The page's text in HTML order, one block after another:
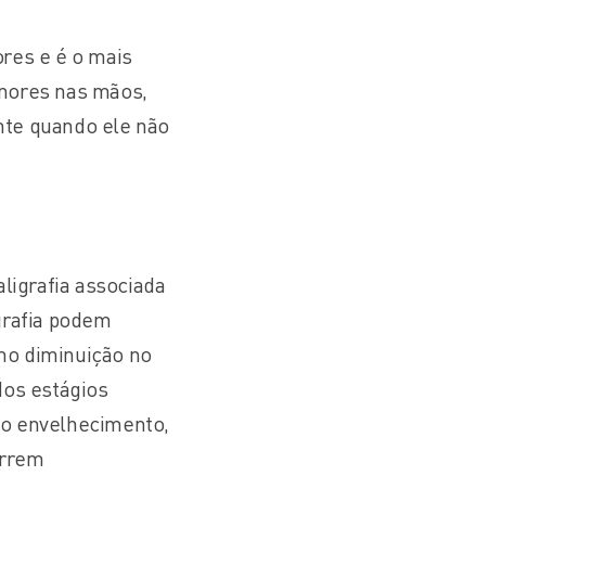
e é o mais
nas mãos,
quando ele não
associada
podem
diminuição no
estágios
envelhecimento,